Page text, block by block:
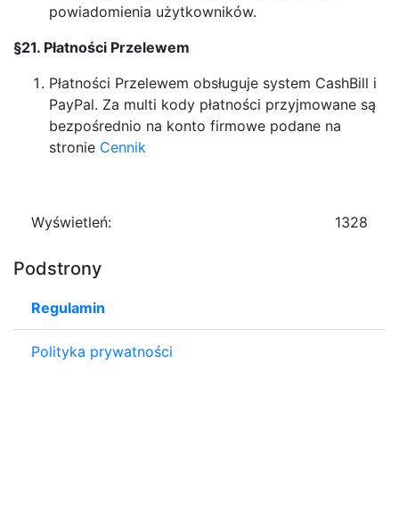
powiadomienia użytkowników.
§21. Płatności Przelewem
Płatności Przelewem obsługuje system CashBill i
PayPal. Za multi kody płatności przyjmowane są
bezpośrednio na konto firmowe podane na
stronie Cennik
Wyświetleń: 1328
Podstrony
Regulamin
Polityka prywatności